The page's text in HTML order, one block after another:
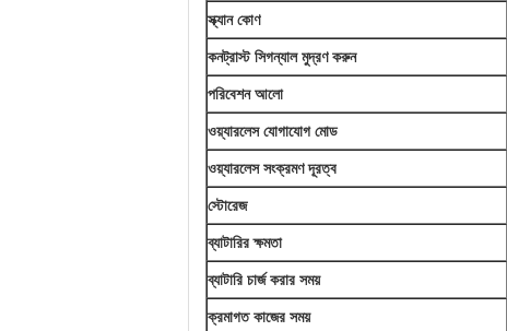
স্ক্যান কোণ
কনট্রাস্ট সিগন্যাল মুদ্রণ করুন
পরিবেশন আলো
ওয়্যারলেস যোগাযোগ মোড
ওয়্যারলেস সংক্রমণ দূরত্ব
স্টোরেজ
ব্যাটারির ক্ষমতা
ব্যাটারি চার্জ করার সময়
ক্রমাগত কাজের সময়